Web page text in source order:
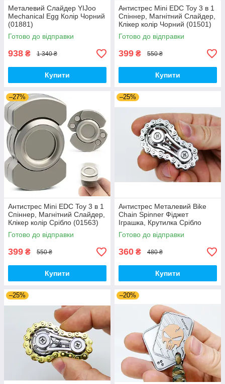
Металевий Слайдер YIJoo
Mechanical Egg Колір Чорний
(01881)
Готово до відправки
938 ₴ 1 340 ₴
Купити
Антистрес Mini EDC Toy 3 в 1
Спіннер, Магнітний Слайдер,
Клікер колір Чорний (01501)
Готово до відправки
399 ₴ 550 ₴
Купити
–27%
Антистрес Mini EDC Toy 3 в 1
Спіннер, Магнітний Слайдер,
Клікер колір Срібло (01563)
Готово до відправки
399 ₴ 550 ₴
Купити
–25%
Антистрес Металевий Bike
Chain Spinner Фіджет
Іграшка, Крутилка Срібло
(01154)
Готово до відправки
360 ₴ 480 ₴
Купити
–25% –20%